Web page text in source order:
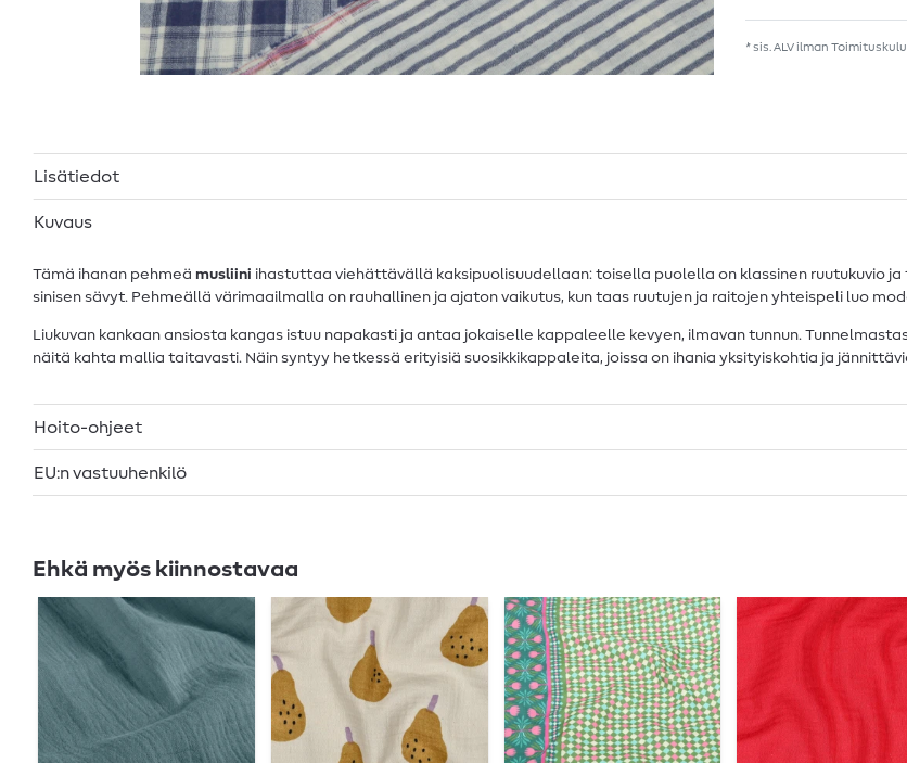
* sis. ALV ilman
Lisätiedot
Kuvaus
Tämä ihanan pehmeä musliini ihastuttaa viehättävällä kaksipuolisuudellaan: toisella puolella on klassinen ruutukuvio
sinisen sävyt. Pehmeällä värimaailmalla on rauhallinen ja ajaton vaikutus, kun taas ruutujen ja raitojen yhteispeli luo
Liukuvan kankaan ansiosta kangas istuu napakasti ja antaa jokaiselle kappaleelle kevyen, ilmavan tunnun.
näitä kahta mallia taitavasti. Näin syntyy hetkessä erityisiä suosikkikappaleita, joissa on ihania yksityiskohtia ja
Hoito-ohjeet
EU:n vastuuhenkilö
Ehkä myös kiinnostavaa